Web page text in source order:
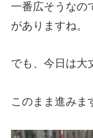
一番広そうなの
がありますね。
でも、今日は大
このまま進みま